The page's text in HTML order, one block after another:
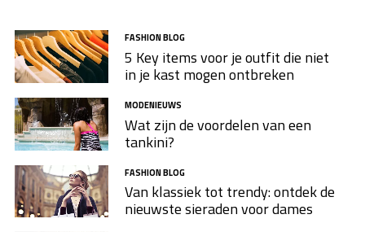
FASHION BLOG
5 Key items voor je outfit die niet
in je kast mogen ontbreken
MODENIEUWS
Wat zijn de voordelen van een
tankini?
FASHION BLOG
Van klassiek tot trendy: ontdek de
nieuwste sieraden voor dames